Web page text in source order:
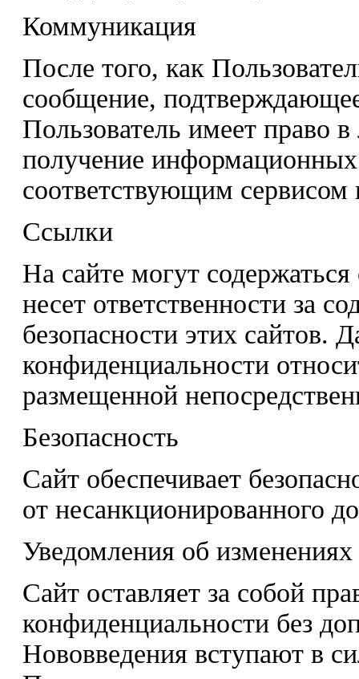
Коммуникация
После того, как
сообщение,
Пользователь имеет право
получение
соответствующим сервисом
Ссылки
На сайте могут
несет ответственности за
безопасности этих сайтов.
конфиденциальности
размещенной
Безопасность
Сайт обеспечивает
от несанкционированного
Уведомления об изменениях
Сайт оставляет за собой
конфиденциальности без
Нововведения вступают в